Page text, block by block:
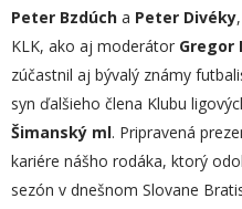
Peter Bzdúch a Peter Divéky
KLK, ako aj moderátor Gregor
zúčastnil aj bývalý známy
syn ďalšieho člena Klubu
Šimanský ml. Pripravená
kariére nášho rodáka, ktorý
sezón v dnešnom Slovane